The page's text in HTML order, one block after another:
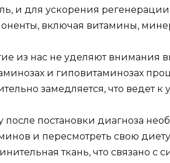
и для ускорения
включая витамины,
из нас не уделяют внимания
и гиповитаминозах
замедляется, что ведет
после постановки диагноза
и пересмотреть свою
ткань, что связано с